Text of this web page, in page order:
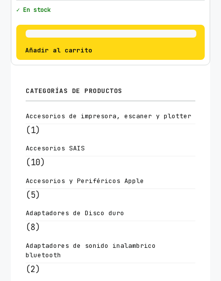
✓ En stock
Añadir al carrito
CATEGORÍAS DE PRODUCTOS
Accesorios de impresora, escaner y plotter
(1)
Accesorios SAIS
(10)
Accesorios y Periféricos Apple
(5)
Adaptadores de Disco duro
(8)
Adaptadores de sonido inalambrico
bluetooth
(2)